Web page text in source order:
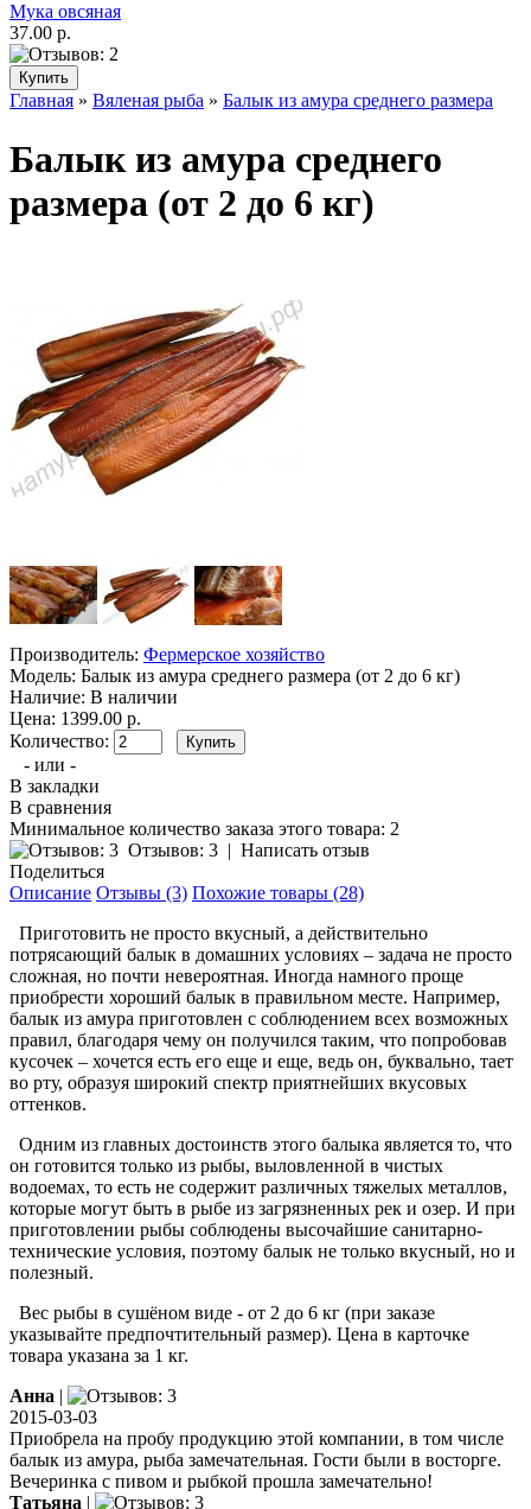
Мука овсяная
37.00 р.
Главная » Вяленая рыба » Балык из амура среднего размера
Балык из амура среднего
размера (от 2 до 6 кг)
Производитель: Фермерское хозяйство
Модель: Балык из амура среднего размера (от 2 до 6 кг)
Наличие: В наличии
Цена: 1399.00 р.
Количество:
- или -
В закладки
В сравнения
Минимальное количество заказа этого товара: 2
Отзывов: 3 | Написать отзыв
Поделиться
Описание Отзывы (3) Похожие товары (28)
Приготовить не просто вкусный, а действительно
потрясающий балык в домашних условиях – задача не просто
сложная, но почти невероятная. Иногда намного проще
приобрести хороший балык в правильном месте. Например,
балык из амура приготовлен с соблюдением всех возможных
правил, благодаря чему он получился таким, что попробовав
кусочек – хочется есть его еще и еще, ведь он, буквально, тает
во рту, образуя широкий спектр приятнейших вкусовых
оттенков.
Одним из главных достоинств этого балыка является то, что
он готовится только из рыбы, выловленной в чистых
водоемах, то есть не содержит различных тяжелых металлов,
которые могут быть в рыбе из загрязненных рек и озер. И при
приготовлении рыбы соблюдены высочайшие санитарно-
технические условия, поэтому балык не только вкусный, но и
полезный.
Вес рыбы в сушёном виде - от 2 до 6 кг (при заказе
указывайте предпочтительный размер). Цена в карточке
товара указана за 1 кг.
Анна |
2015-03-03
Приобрела на пробу продукцию этой компании, в том числе
балык из амура, рыба замечательная. Гости были в восторге.
Вечеринка с пивом и рыбкой прошла замечательно!
Татьяна |